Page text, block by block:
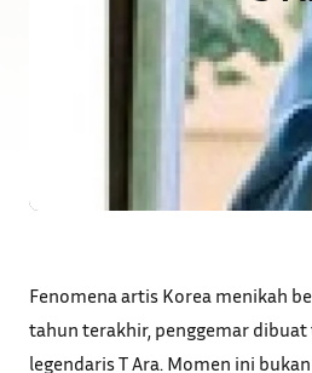
Fenomena artis Korea menikah
tahun terakhir, penggemar
legendaris T Ara. Momen ini